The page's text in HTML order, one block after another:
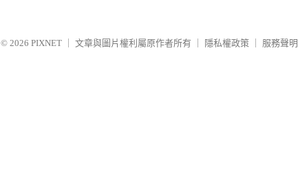
© 2026 PIXNET 文章與圖片權利屬原作者所有 隱私權政策 服務聲明